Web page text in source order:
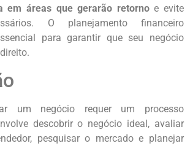
em áreas que gerarão retornoe evite
O planejamento financeiro
para garantir que seu negócio
um negócio requer um processo
descobrir o negócio ideal, avaliar
pesquisar o mercado e planejar